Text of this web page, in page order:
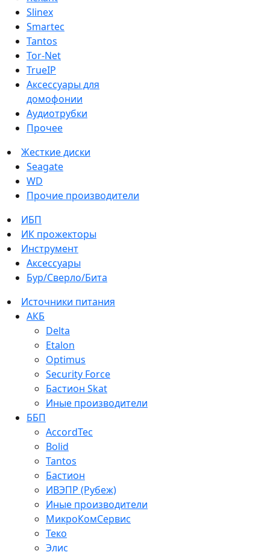
Slinex
Smartec
Tantos
Tor-Net
TrueIP
Аксессуары для
домофонии
Аудиотрубки
Прочее
Жесткие диски
Seagate
WD
Прочие производители
ИБП
ИК прожекторы
Инструмент
Аксессуары
Бур/Сверло/Бита
Источники питания
АКБ
Delta
Etalon
Optimus
Security Force
Бастион Skat
Иные производители
ББП
AccordTec
Bolid
Tantos
Бастион
ИВЭПР (Рубеж)
Иные производители
МикроКомСервис
Теко
Элис